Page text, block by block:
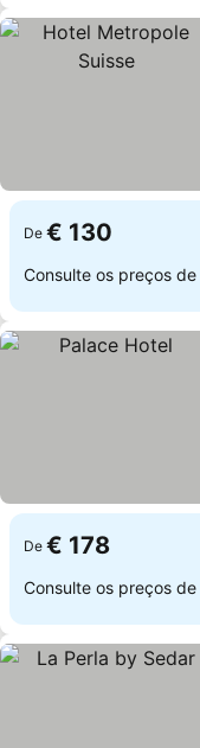
De € 130
Consulte os preços de
De € 178
Consulte os preços de